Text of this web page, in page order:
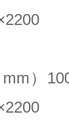
）
2200